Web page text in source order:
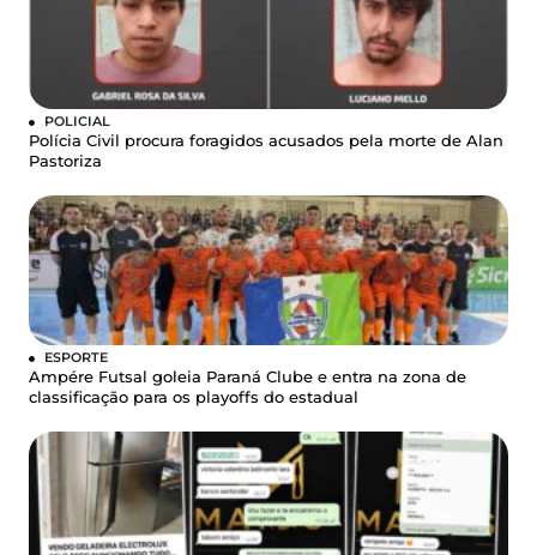
POLICIAL
Polícia Civil procura foragidos acusados pela morte de Alan
Pastoriza
ESPORTE
Ampére Futsal goleia Paraná Clube e entra na zona de
classificação para os playoffs do estadual